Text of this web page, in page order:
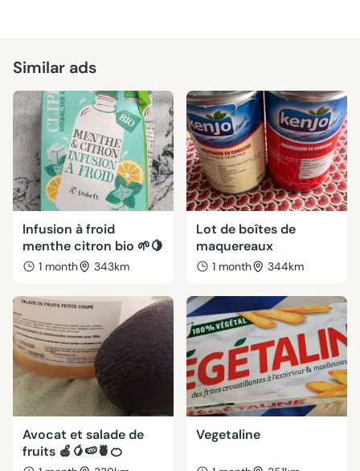
Similar ads
Infusion à froid
menthe citron bio 🌱🍋
1 month 343km
Lot de boîtes de
maquereaux
1 month 344km
Avocat et salade de
fruits 🍎🥭🍉🍍🍊
Vegetaline